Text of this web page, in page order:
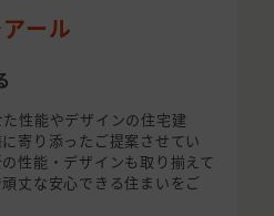
ール
性能やデザインの住宅建
寄り添ったご提案させてい
性能・デザインも取り揃えて
丈な安心できる住まいをご